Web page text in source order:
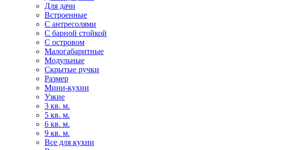
Для дачи
Встроенные
С антресолями
С барной стойкой
С островом
Малогабаритные
Модульные
Скрытые ручки
Размер
Мини-кухни
Узкие
3 кв. м.
5 кв. м.
6 кв. м.
9 кв. м.
Все для кухни